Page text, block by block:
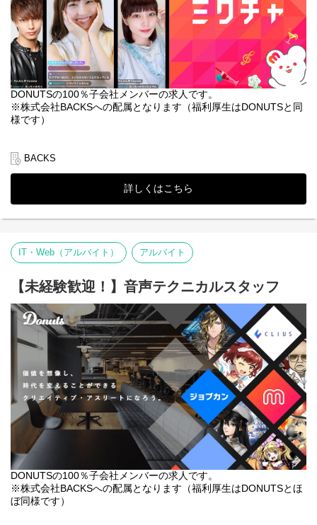
DONUTSの100％子会社メンバーの求人です。
※株式会社BACKSへの配属となります（福利厚生はDONUTSと同
様です）
動画ライブ配信サービス「ミクチャ」を中心に、全社を横断して
各サービスの動画・配信コンテンツを制作していただきます。
会社が雑誌、ラジオ、ライブハウス運営など事業拡大していく中
で、動画・配信制作の分野で活躍していただけるスタッフを募集
しています。
・テレビ番組・ショートフィルム・CM・MV・ライブDVD
・「ミクチャ」内で配信する音楽ライブ、コレクション、番組等
・自社開発スマートフォン向けゲームのプロモーション動画・配
信コンテンツ
・出版事業部等によるYouTube等のSNSコンテンツ
※ご希望の所属部署によって制作するコンテンツは異なります。
・動画制作アシスタント
・ライブ配信オペレーター
・動画撮影業務
◆選考フロー
①書類選考 ※履歴書（顔写真付）、希望シフトの提出必須
※職務経歴書（お持ちの方のみ提出）
↓
②面接
↓
③内定
※選考状況によっては面接が増える可能性もあります。
BACKS
詳しくはこちら
IT・Web（アルバイト） アルバイト
【未経験歓迎！】音声テクニカルスタッフ
DONUTSの100％子会社メンバーの求人です。
※株式会社BACKSへの配属となります（福利厚生はDONUTSとほ
ぼ同様です）